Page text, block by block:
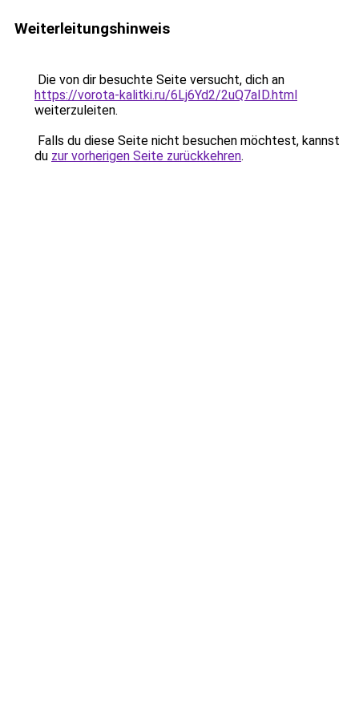
Weiterleitungshinweis
Die von dir besuchte Seite versucht, dich an
https://vorota-kalitki.ru/6Lj6Yd2/2uQ7aID.html
weiterzuleiten.
Falls du diese Seite nicht besuchen möchtest, kannst
du zur vorherigen Seite zurückkehren.